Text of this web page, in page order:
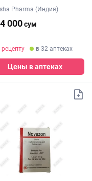
Pharma (Индия)
000сум
в 32 аптеках
Цены в аптеках